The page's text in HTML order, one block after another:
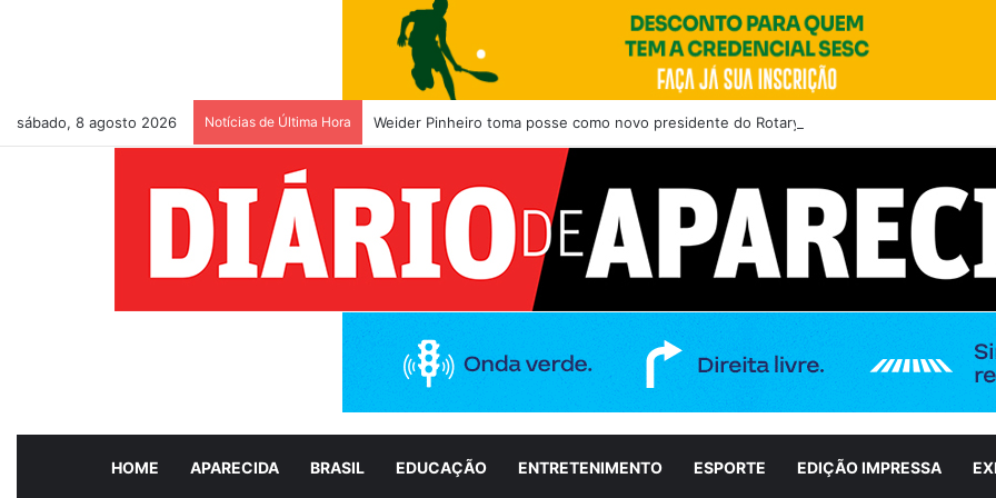
sábado, 8 agosto 2026 Notícias de Última Hora Weider Pinheiro toma posse como novo presidente do Rotary Club de Aparecida de
HOME APARECIDA BRASIL EDUCAÇÃO ENTRETENIMENTO ESPORTE EDIÇÃO IMPRESSA